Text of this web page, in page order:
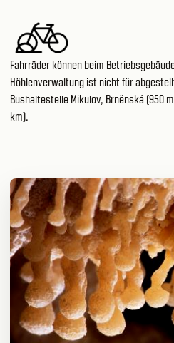
Fahrräder können beim
Höhlenverwaltung ist nicht für
Bushaltestelle Mikulov, Brněnská (950
km).